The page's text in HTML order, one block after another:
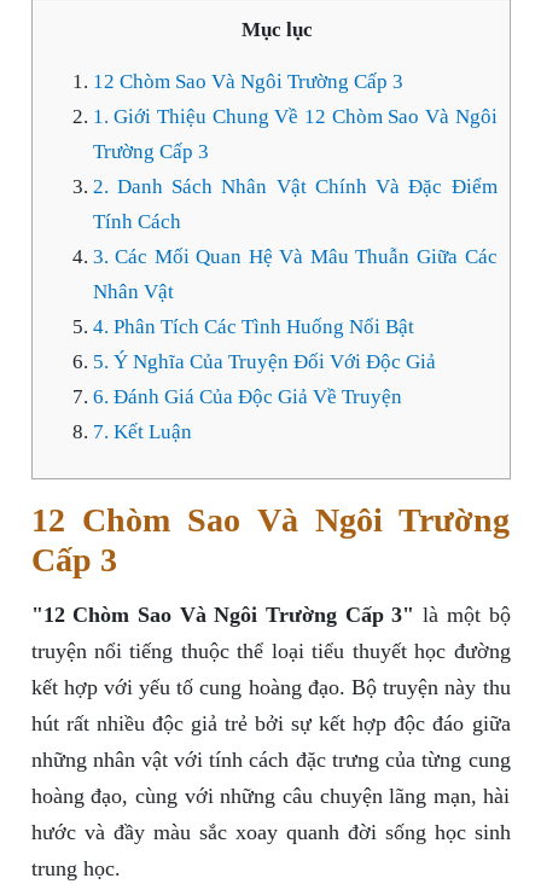
Mục lục
12 Chòm Sao Và Ngôi Trường Cấp 3
1. Giới Thiệu Chung Về 12 Chòm Sao Và Ngôi
Trường Cấp 3
2. Danh Sách Nhân Vật Chính Và Đặc Điểm
Tính Cách
3. Các Mối Quan Hệ Và Mâu Thuẫn Giữa Các
Nhân Vật
4. Phân Tích Các Tình Huống Nổi Bật
5. Ý Nghĩa Của Truyện Đối Với Độc Giả
6. Đánh Giá Của Độc Giả Về Truyện
7. Kết Luận
12 Chòm Sao Và Ngôi Trường
Cấp 3
"12 Chòm Sao Và Ngôi Trường Cấp 3" là một bộ
truyện nổi tiếng thuộc thể loại tiểu thuyết học đường
kết hợp với yếu tố cung hoàng đạo. Bộ truyện này thu
hút rất nhiều độc giả trẻ bởi sự kết hợp độc đáo giữa
những nhân vật với tính cách đặc trưng của từng cung
hoàng đạo, cùng với những câu chuyện lãng mạn, hài
hước và đầy màu sắc xoay quanh đời sống học sinh
trung học.